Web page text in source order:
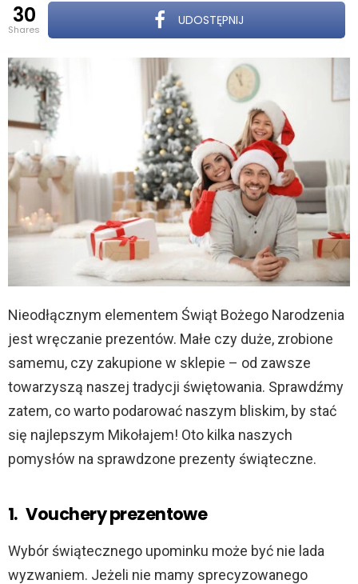
30
shares
UDOSTĘPNIJ
Nieodłącznym elementem Świąt Bożego Narodzenia
jest wręczanie prezentów. Małe czy duże, zrobione
samemu, czy zakupione w sklepie – od zawsze
towarzyszą naszej tradycji świętowania. Sprawdźmy
zatem, co warto podarować naszym bliskim, by stać
się najlepszym Mikołajem! Oto kilka naszych
pomysłów na sprawdzone prezenty świąteczne.
1.Vouchery prezentowe
Wybór świątecznego upominku może być nie lada
wyzwaniem. Jeżeli nie mamy sprecyzowanego